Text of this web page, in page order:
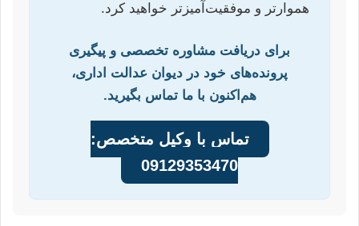
هموارتر و موفقیت‌آمیزتر خواهید کرد.
برای دریافت مشاوره تخصصی و پیگیری
پرونده‌های خود در دیوان عدالت اداری،
هم‌اکنون با ما تماس بگیرید.
تماس با وکیل متخصص:
09129353470